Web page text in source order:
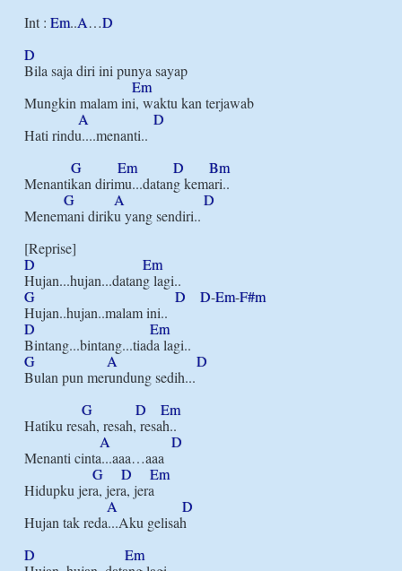
Int : Em..A…D
D
Bila saja diri ini punya sayap
Em
Mungkin malam ini, waktu kan terjawab
A
D
Hati rindu....menanti..
G
Em D
Bm
Menantikan dirimu...datang kemari..
G
A
D
Menemani diriku yang sendiri..
D
Em
G
D D-Em-F#m
D
Em
G
A
D
Bulan pun merundung sedih...
G
D
Em
Hatiku resah, resah, resah..
A
D
Menanti cinta...aaa…aaa
G
D
Em
Hidupku jera, jera, jera
A
D
Hujan tak reda...Aku gelisah
D
Em